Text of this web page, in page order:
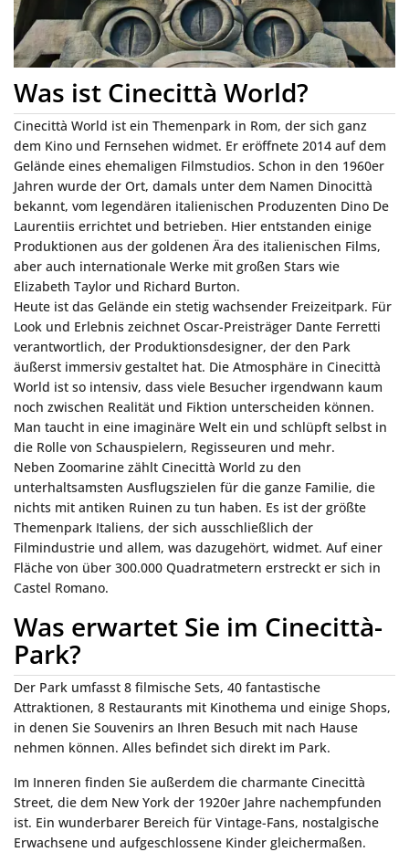
Was ist Cinecittà World?
Cinecittà World ist ein Themenpark in Rom, der sich ganz
dem Kino und Fernsehen widmet. Er eröffnete 2014 auf dem
Gelände eines ehemaligen Filmstudios. Schon in den 1960er
Jahren wurde der Ort, damals unter dem Namen Dinocittà
bekannt, vom legendären italienischen Produzenten Dino De
Laurentiis errichtet und betrieben. Hier entstanden einige
Produktionen aus der goldenen Ära des italienischen Films,
aber auch internationale Werke mit großen Stars wie
Elizabeth Taylor und Richard Burton.
Heute ist das Gelände ein stetig wachsender Freizeitpark. Für
Look und Erlebnis zeichnet Oscar-Preisträger Dante Ferretti
verantwortlich, der Produktionsdesigner, der den Park
äußerst immersiv gestaltet hat. Die Atmosphäre in Cinecittà
World ist so intensiv, dass viele Besucher irgendwann kaum
noch zwischen Realität und Fiktion unterscheiden können.
Man taucht in eine imaginäre Welt ein und schlüpft selbst in
die Rolle von Schauspielern, Regisseuren und mehr.
Neben Zoomarine zählt Cinecittà World zu den
unterhaltsamsten Ausflugszielen für die ganze Familie, die
nichts mit antiken Ruinen zu tun haben. Es ist der größte
Themenpark Italiens, der sich ausschließlich der
Filmindustrie und allem, was dazugehört, widmet. Auf einer
Fläche von über 300.000 Quadratmetern erstreckt er sich in
Castel Romano.
Was erwartet Sie im Cinecittà-
Park?
Der Park umfasst 8 filmische Sets, 40 fantastische
Attraktionen, 8 Restaurants mit Kinothema und einige Shops,
in denen Sie Souvenirs an Ihren Besuch mit nach Hause
nehmen können. Alles befindet sich direkt im Park.
Im Inneren finden Sie außerdem die charmante Cinecittà
Street, die dem New York der 1920er Jahre nachempfunden
ist. Ein wunderbarer Bereich für Vintage-Fans, nostalgische
Erwachsene und aufgeschlossene Kinder gleichermaßen.